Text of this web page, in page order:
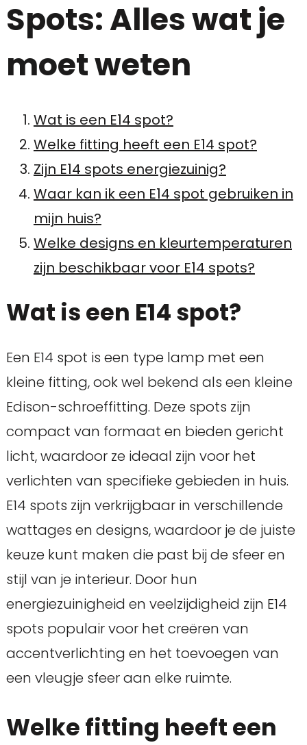
Spots: Alles wat je
moet weten
Wat is een E14 spot?
Welke fitting heeft een E14 spot?
Zijn E14 spots energiezuinig?
Waar kan ik een E14 spot gebruiken in
mijn huis?
Welke designs en kleurtemperaturen
zijn beschikbaar voor E14 spots?
Wat is een E14 spot?
Een E14 spot is een type lamp met een
kleine fitting, ook wel bekend als een kleine
Edison-schroeffitting. Deze spots zijn
compact van formaat en bieden gericht
licht, waardoor ze ideaal zijn voor het
verlichten van specifieke gebieden in huis.
E14 spots zijn verkrijgbaar in verschillende
wattages en designs, waardoor je de juiste
keuze kunt maken die past bij de sfeer en
stijl van je interieur. Door hun
energiezuinigheid en veelzijdigheid zijn E14
spots populair voor het creëren van
accentverlichting en het toevoegen van
een vleugje sfeer aan elke ruimte.
Welke fitting heeft een